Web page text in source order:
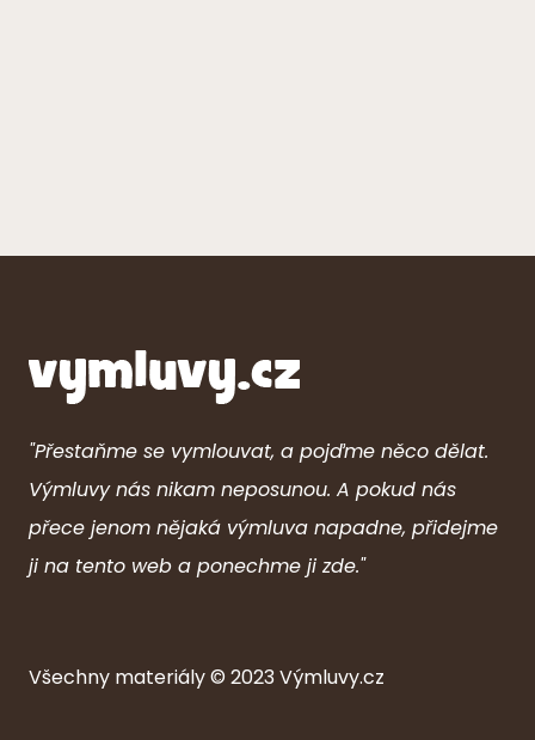
"Přestaňme se vymlouvat, a pojďme něco dělat.
Výmluvy nás nikam neposunou. A pokud nás
přece jenom nějaká výmluva napadne, přidejme
ji na tento web a ponechme ji zde."
Všechny materiály © 2023Výmluvy.cz